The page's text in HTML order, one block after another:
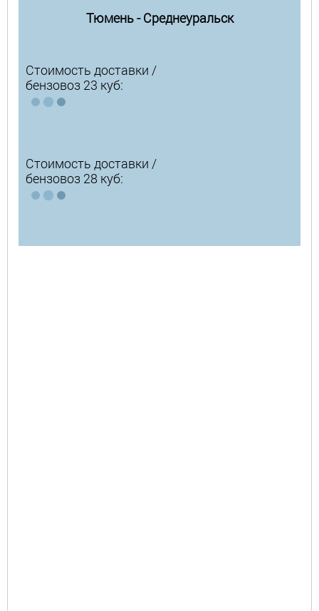
Тюмень - Среднеуральск
Стоимость доставки /
бензовоз 23 куб:
Стоимость доставки /
бензовоз 28 куб: